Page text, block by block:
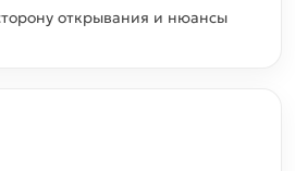
открывания и нюансы